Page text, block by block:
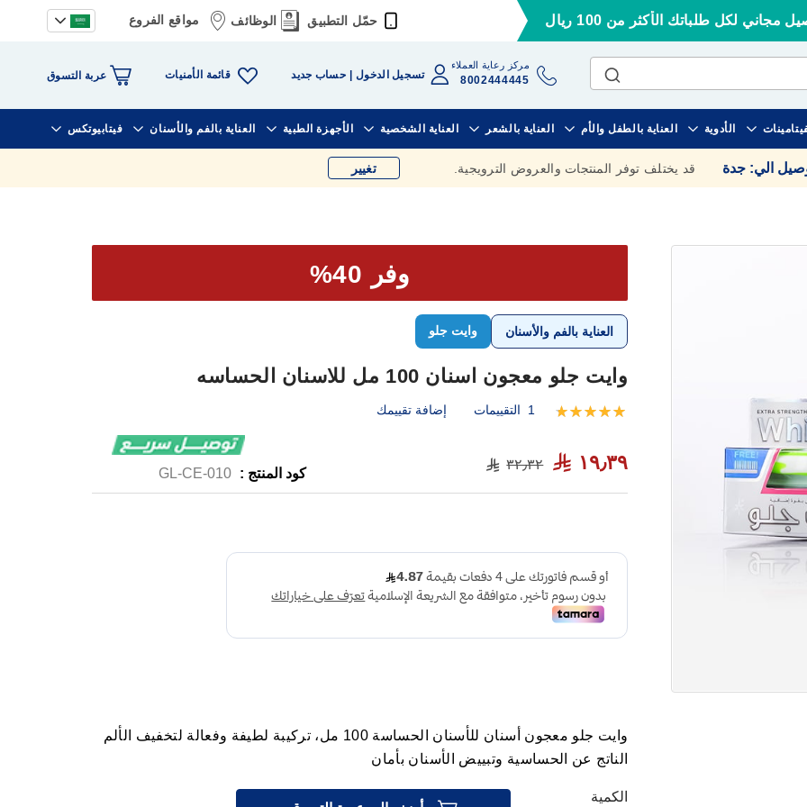
مجاني لكل طلباتك الأكثر من 100 ريال حمّل التطبيق الوظائف مواقع الفروع
مركز رعاية العملاء
8002444445 تسجيل الدخول حساب جديد قائمة الأمنيات عربة التسوق
الأدوية العناية بالطفل والأم العناية بالشعر العناية الشخصية الأجهزة الطبية العناية بالفم والأسنان فيتابيوتكس
الي: جدة قد يختلف توفر المنتجات والعروض الترويجية. تغيير
وفر 40%
العناية بالفم والأسنان وايت جلو
وايت جلو معجون اسنان 100 مل للاسنان الحساسه
تقييم:
1 التقييمات إضافة تقييمك
١٩٫٣٩ ٣٢٫٣٢
كود المنتج : GL-CE-010
وايت جلو معجون أسنان للأسنان الحساسة 100 مل، تركيبة لطيفة وفعالة لتخفيف الألم
الناتج عن الحساسية وتبييض الأسنان بأمان
الكمية